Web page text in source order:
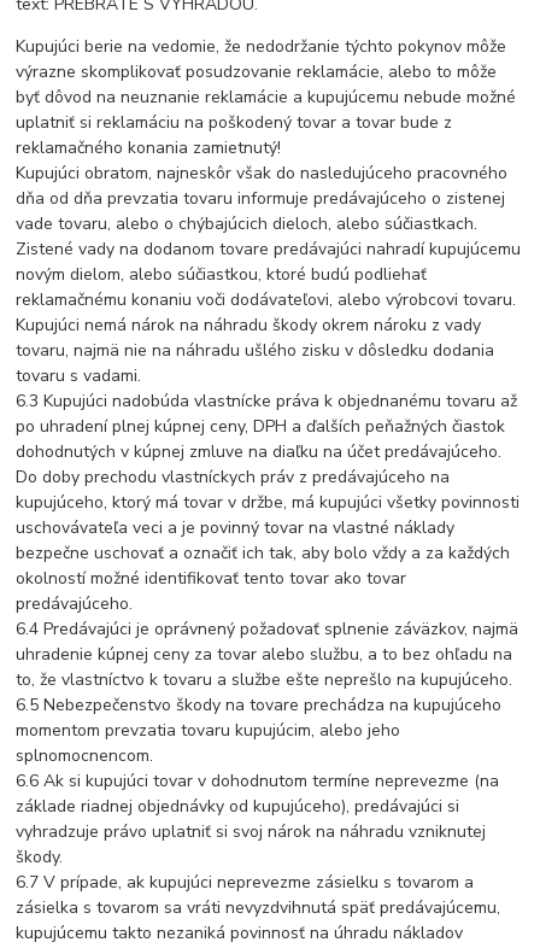
Kupujúci berie na vedomie, že nedodržanie týchto pokynov môže
výrazne skomplikovať posudzovanie reklamácie, alebo to môže
byť dôvod na neuznanie reklamácie a kupujúcemu nebude možné
uplatniť si reklamáciu na poškodený tovar a tovar bude z
reklamačného konania zamietnutý!
Kupujúci obratom, najneskôr však do nasledujúceho pracovného
dňa od dňa prevzatia tovaru informuje predávajúceho o zistenej
vade tovaru, alebo o chýbajúcich dieloch, alebo súčiastkach.
Zistené vady na dodanom tovare predávajúci nahradí kupujúcemu
novým dielom, alebo súčiastkou, ktoré budú podliehať
reklamačnému konaniu voči dodávateľovi, alebo výrobcovi tovaru.
Kupujúci nemá nárok na náhradu škody okrem nároku z vady
tovaru, najmä nie na náhradu ušlého zisku v dôsledku dodania
tovaru s vadami.
6.3 Kupujúci nadobúda vlastnícke práva k objednanému tovaru až
po uhradení plnej kúpnej ceny, DPH a ďalších peňažných čiastok
dohodnutých v kúpnej zmluve na diaľku na účet predávajúceho.
Do doby prechodu vlastníckych práv z predávajúceho na
kupujúceho, ktorý má tovar v držbe, má kupujúci všetky povinnosti
uschovávateľa veci a je povinný tovar na vlastné náklady
bezpečne uschovať a označiť ich tak, aby bolo vždy a za každých
okolností možné identifikovať tento tovar ako tovar
predávajúceho.
6.4 Predávajúci je oprávnený požadovať splnenie záväzkov, najmä
uhradenie kúpnej ceny za tovar alebo službu, a to bez ohľadu na
to, že vlastníctvo k tovaru a službe ešte neprešlo na kupujúceho.
6.5 Nebezpečenstvo škody na tovare prechádza na kupujúceho
momentom prevzatia tovaru kupujúcim, alebo jeho
splnomocnencom.
6.6 Ak si kupujúci tovar v dohodnutom termíne neprevezme (na
základe riadnej objednávky od kupujúceho), predávajúci si
vyhradzuje právo uplatniť si svoj nárok na náhradu vzniknutej
škody.
6.7 V prípade, ak kupujúci neprevezme zásielku s tovarom a
zásielka s tovarom sa vráti nevyzdvihnutá späť predávajúcemu,
kupujúcemu takto nezaniká povinnosť na úhradu nákladov